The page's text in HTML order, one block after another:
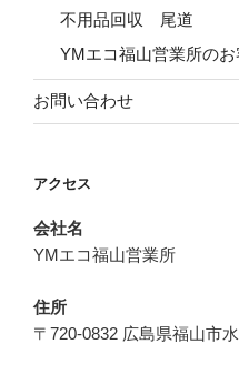
不用品回収 尾道
YMエコ福山営業所の
お問い合わせ
アクセス
会社名
YMエコ福山営業所
住所
〒720-0832 広島県福山市